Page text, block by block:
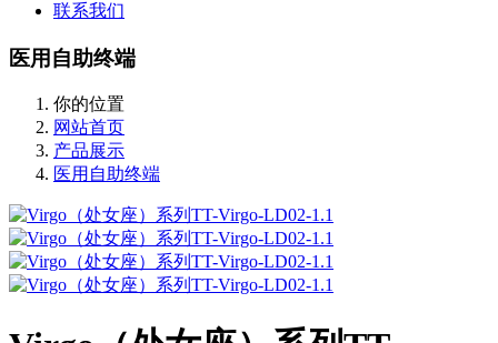
联系我们
医用自助终端
你的位置
网站首页
产品展示
医用自助终端